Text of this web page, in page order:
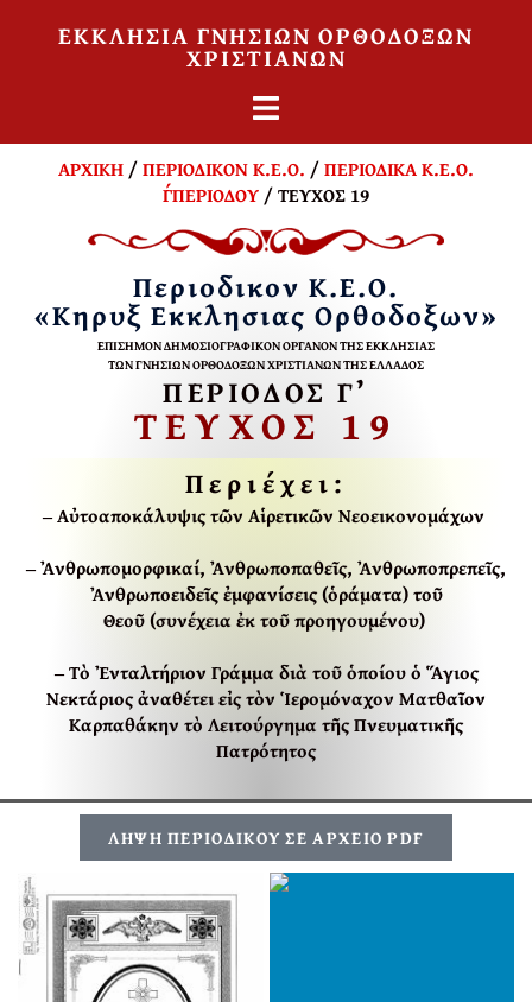
ΕΚΚΛΗΣΙΑ ΓΝΗΣΙΩΝ ΟΡΘΟΔΟΞΩΝ
ΧΡΙΣΤΙΑΝΩΝ
ΑΡΧΙΚΗ /ΠΕΡΙΟΔΙΚΟΝ Κ.Ε.Ο. /ΠΕΡΙΟΔΙΚΑ Κ.Ε.Ο.
Γ΄ΠΕΡΙΟΔΟΥ / ΤΕΥΧΟΣ 19
Περιοδικον Κ.Ε.Ο.
«Κηρυξ Εκκλησιας Ορθοδοξων»
ΕΠΙΣΗΜΟΝ ΔΗΜΟΣΙΟΓΡΑΦΙΚΟΝ ΟΡΓΑΝΟΝ ΤΗΣ ΕΚΚΛΗΣΙΑΣ
ΤΩΝ ΓΝΗΣΙΩΝ ΟΡΘΟΔΟΞΩΝ ΧΡΙΣΤΙΑΝΩΝ ΤΗΣ ΕΛΛΑΔΟΣ
ΠΕΡΙΟΔΟΣ Γ’
ΤΕΥΧΟΣ 19
Περιέχει:
‒ Αὐτοαποκάλυψις τῶν Αἱρετικῶν Νεοεικονομάχων
‒ Ἀνθρωπομορφικαί, Ἀνθρωποπαθεῖς, Ἀνθρωποπρεπεῖς,
Ἀνθρωποειδεῖς ἐμφανίσεις (ὁράματα) τοῦ
Θεοῦ(συνέχεια ἐκ τοῦ προηγουμένου)
‒ Τὸ Ἐνταλτήριον Γράμμα διὰ τοῦ ὁποίου ὁ Ἅγιος
Νεκτάριος ἀναθέτει εἰς τὸν Ἱερομόναχον Ματθαῖον
Καρπαθάκην τὸ Λειτούργημα τῆς Πνευματικῆς
Πατρότητος
ΛΗΨΗ ΠΕΡΙΟΔΙΚΟΥ ΣΕ ΑΡΧΕΙΟ PDF